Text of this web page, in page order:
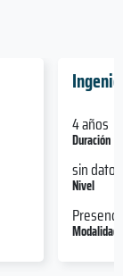
4 años
Duración
sin datos
Nivel
Modalidad